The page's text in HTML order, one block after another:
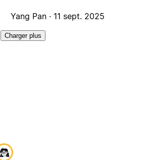
Yang Pan · 11 sept. 2025
Charger plus